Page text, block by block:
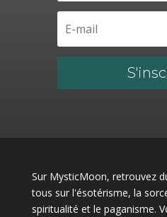
Sur MysticMoon, retrouvez
tous sur l'ésotérisme, la
spiritualité et le paganisme.